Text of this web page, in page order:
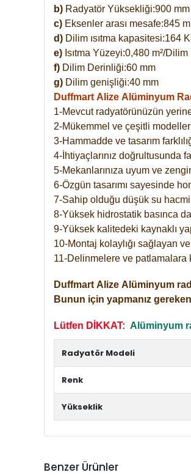
b) Radyatör Yüksekliği:900 mm
c) Eksenler arası mesafe:845
d) Dilim ısıtma kapasitesi:164
e) Isıtma Yüzeyi:0,480 m²/Dilim
f) Dilim Derinliği:60 mm
g) Dilim genişliği:40 mm
Duffmart Alize Alüminyum
1-Mevcut radyatörünüzün
2-Mükemmel ve çeşitli
3-Hammadde ve tasarım
4-İhtiyaçlarınız doğrultusunda
5-Mekanlarınıza uyum ve
6-Özgün tasarımı sayesinde
7-Sahip olduğu düşük su
8-Yüksek hidrostatik basınca
9-Yüksek kalitedeki kaynaklı
10-Montaj kolaylığı sağlayan
11-Delinmelere ve patlamalara
Duffmart Alize Alüminyum
Bunun için yapmanız
Lütfen DİKKAT: Alüminyum
Radyatör Modeli
Renk
Yükseklik
Benzer Ürünler